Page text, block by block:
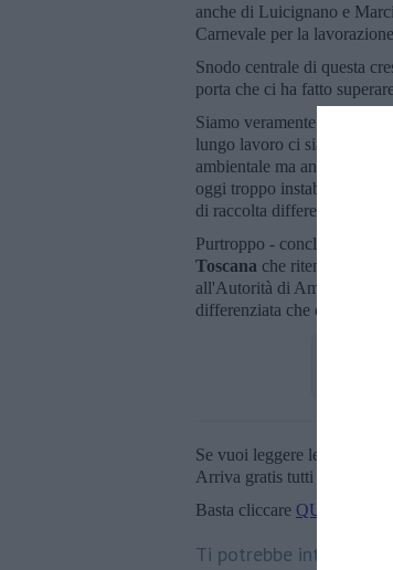
anche di Luicignano e
Carnevale per la
Snodo centrale di questa
porta che ci ha fatto
Siamo veramente
lungo lavoro ci siamo
ambientale ma anche
oggi troppo instabile, e che
di raccolta differenziata.
Purtroppo - conclude
Toscana che riteniamo
all'Autorità di Ambito Ato
differenziata che erano
Se vuoi leggere le notizie
Arriva gratis tutti i giorni
Basta cliccare QUI
Ti potrebbe